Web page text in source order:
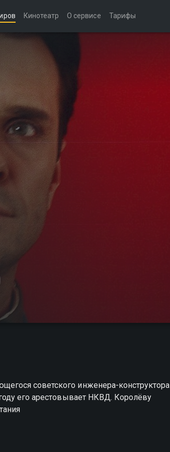
Кинотеатр О сервисе Тарифы
советского инженера-конструктора
его арестовывает НКВД. Королёву